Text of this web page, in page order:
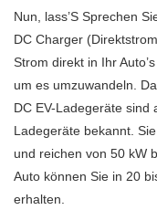
Nun, lass’S Sprechen
DC Charger
Strom direkt in Ihr
um es umzuwandeln.
DC EV-Ladegeräte sind
Ladegeräte bekannt.
und reichen von 50 kW
Auto können Sie in 20
erhalten.